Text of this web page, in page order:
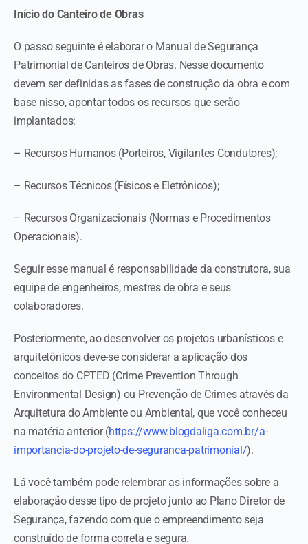
Início do Canteiro de Obras
O passo seguinte é elaborar o Manual de Segurança
Patrimonial de Canteiros de Obras. Nesse documento
devem ser definidas as fases de construção da obra e com
base nisso, apontar todos os recursos que serão
implantados:
– Recursos Humanos (Porteiros, Vigilantes Condutores);
– Recursos Técnicos (Físicos e Eletrônicos);
– Recursos Organizacionais (Normas e Procedimentos
Operacionais).
Seguir esse manual é responsabilidade da construtora, sua
equipe de engenheiros, mestres de obra e seus
colaboradores.
Posteriormente, ao desenvolver os projetos urbanísticos e
arquitetônicos deve-se considerar a aplicação dos
conceitos do CPTED (Crime Prevention Through
Environmental Design) ou Prevenção de Crimes através da
Arquitetura do Ambiente ou Ambiental, que você conheceu
na matéria anterior (https://www.blogdaliga.com.br/a-
importancia-do-projeto-de-seguranca-patrimonial/).
Lá você também pode relembrar as informações sobre a
elaboração desse tipo de projeto junto ao Plano Diretor de
Segurança, fazendo com que o empreendimento seja
construído de forma correta e segura.